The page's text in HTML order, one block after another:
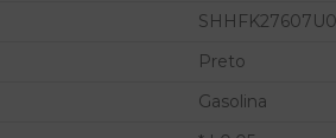
Preto
Gasolina